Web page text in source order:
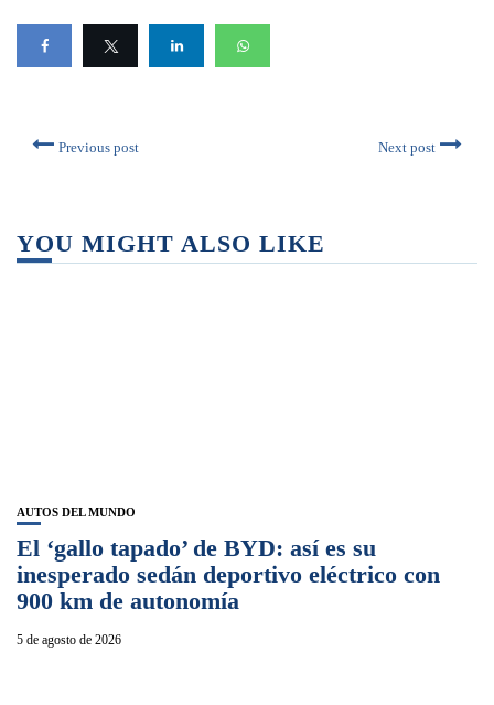
Previous post Next post
YOU MIGHT ALSO LIKE
AUTOS DEL MUNDO
El ‘gallo tapado’ de BYD: así es su
inesperado sedán deportivo eléctrico con
900 km de autonomía
5 de agosto de 2026